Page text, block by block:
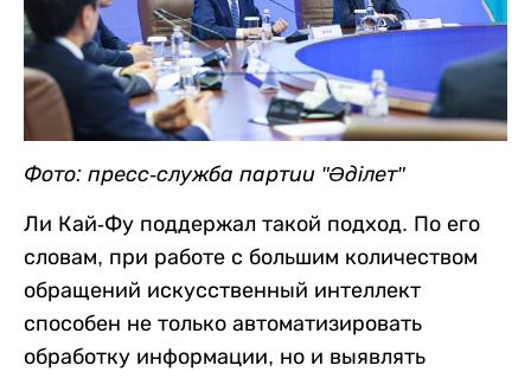
Фото: пресс-служба партии "Әділет"
Ли Кай-Фу поддержал такой подход. По его
словам, при работе с большим количеством
обращений искусственный интеллект
способен не только автоматизировать
обработку информации, но и выявлять